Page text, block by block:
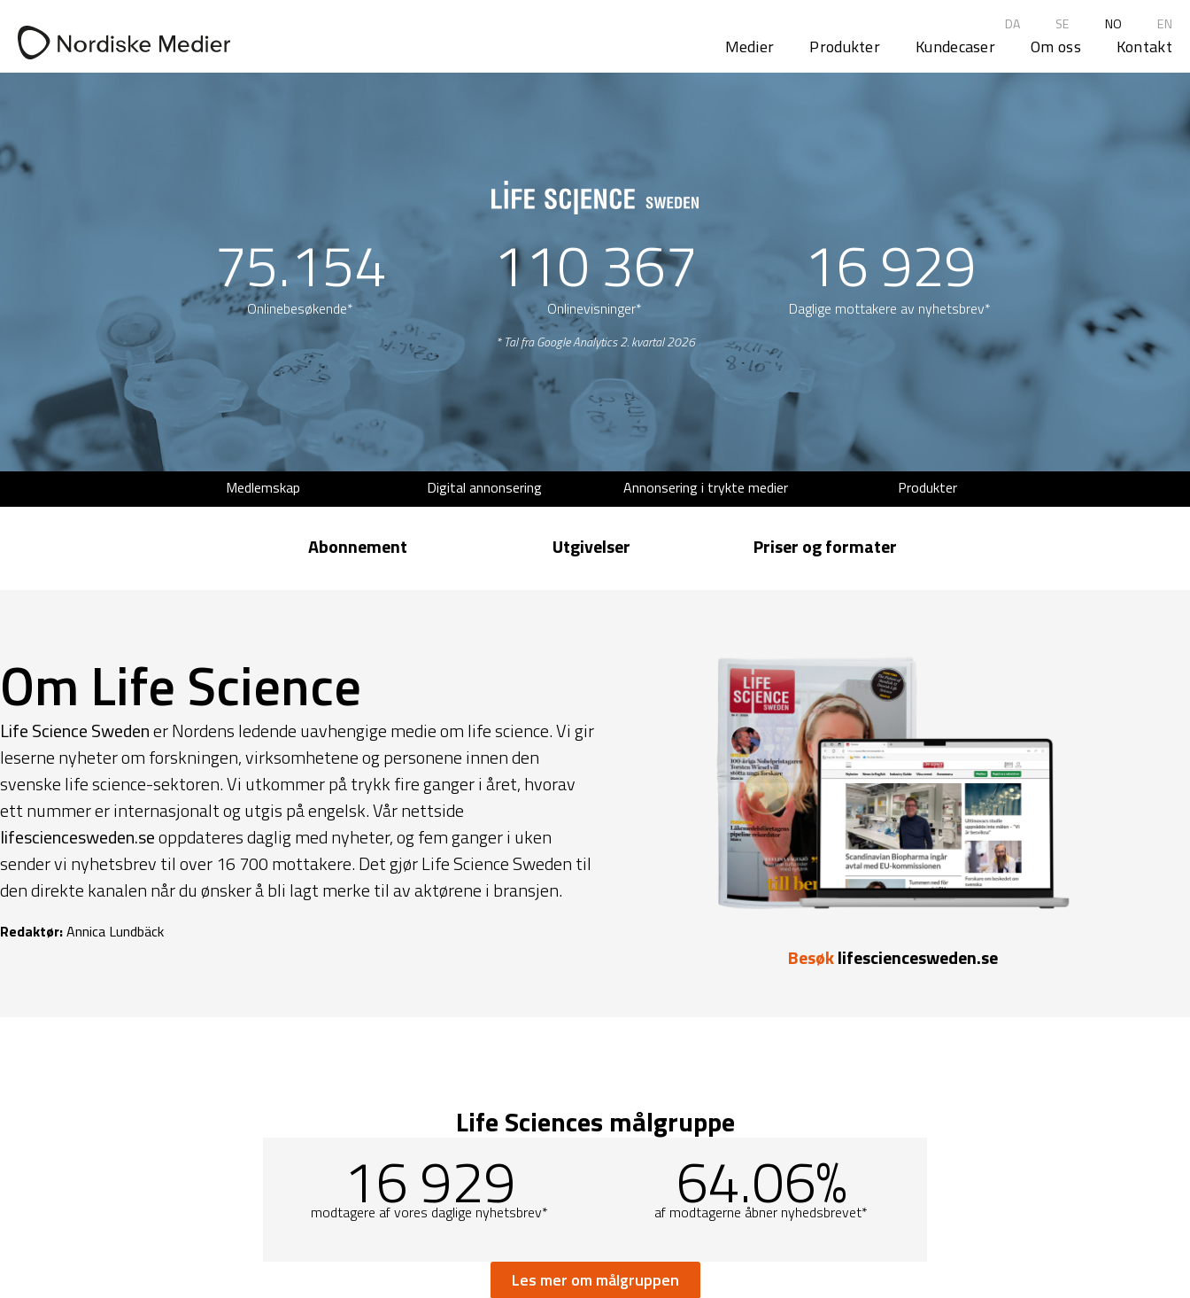
DA SE NO EN
Medier Produkter Kundecaser Om oss Kontakt
75.154 110 367 16 929
Onlinebesøkende* Onlinevisninger* Daglige mottakere av nyhetsbrev*
* Tal fra Google Analytics 2. kvartal 2026
Medlemskap Digital annonsering Annonsering i trykte medier Produkter
Abonnement Utgivelser Priser og formater
Om Life Science
Life Science Swedener Nordens ledende uavhengige medie om life science. Vi gir
leserne nyheter om forskningen, virksomhetene og personene innen den
svenske life science-sektoren.Vi utkommer på trykk fire ganger i året, hvorav
ett nummer er internasjonalt og utgis på engelsk. Vår nettside
lifesciencesweden.seoppdateres daglig med nyheter, og fem ganger i uken
sender vi nyhetsbrev til over 16 700 mottakere. Det gjør Life Science Sweden til
den direkte kanalen når du ønsker å bli lagt merke til av aktørene i bransjen.
Redaktør:Annica Lundbäck
Besøklifesciencesweden.se
Life Sciences målgruppe
16 929
modtagere af vores daglige nyhetsbrev* 64.06%
af modtagerne åbner nyhedsbrevet*
Les mer om målgruppen